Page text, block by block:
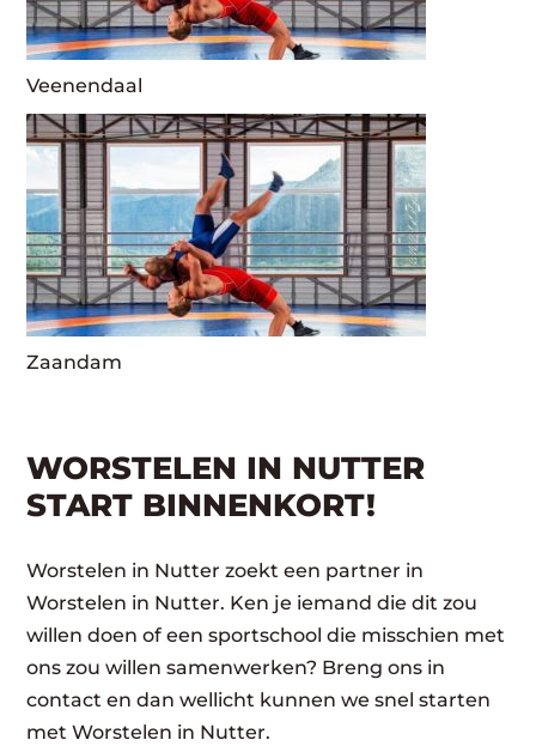
Veenendaal
Zaandam
WORSTELEN IN NUTTER
START BINNENKORT!
Worstelen in Nutter zoekt een partner in
Worstelen in Nutter. Ken je iemand die dit zou
willen doen of een sportschool die misschien met
ons zou willen samenwerken? Breng ons in
contact en dan wellicht kunnen we snel starten
met Worstelen in Nutter.